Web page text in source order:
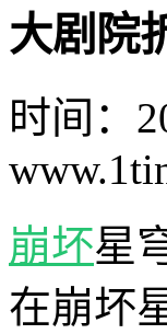
大剧院
时间：
崩坏星
在崩坏